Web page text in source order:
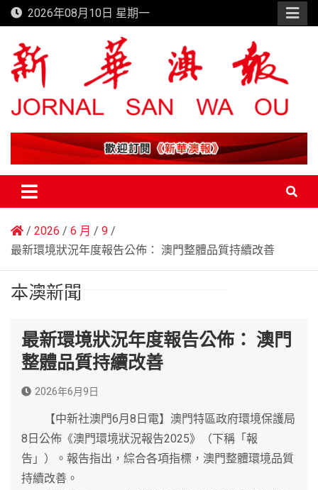
Skip
to
content
2026年08月10日 星期一
新華澳報
2026 6 月
9
最新環境狀況年度報告公佈： 澳門整體品質持續改善
本澳新聞
最新環境狀況年度報告公佈： 澳門
整體品質持續改善
2026年6月9日
【中新社澳門6月8日電】澳門特區政府環境保護局
8日公佈《澳門環境狀況報告2025》（下稱「報
告」）。報告指出，綜合各項指標，澳門整體環境品質
持續改善。